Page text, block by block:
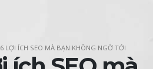
6 LỢI ÍCH SEO MÀ BẠN KHÔNG NGỜ TỚI